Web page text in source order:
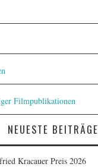
Filmpublikationen
NEUESTE BEITRÄGE
Kracauer Preis 2026